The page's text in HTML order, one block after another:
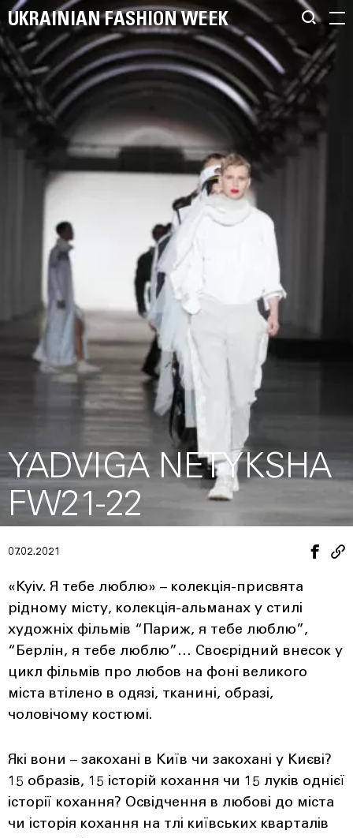
UKRAINIAN FASHION WEEK
YADVIGA NETYKSHA
FW21-22
07.02.2021
«Kyiv. Я тебе люблю» – колекція-присвята
рідному місту, колекція-альманах у стилі
художніх фільмів “Париж, я тебе люблю”,
“Берлін, я тебе люблю”… Своєрідний внесок у
цикл фільмів про любов на фоні великого
міста втілено в одязі, тканині, образі,
чоловічому костюмі.
Які вони – закохані в Київ чи закохані у Києві?
15 образів, 15 історій кохання чи 15 луків однієї
історії кохання? Освідчення в любові до міста
чи історія кохання на тлі київських кварталів